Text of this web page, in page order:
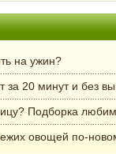
на ужин?
за 20 минут и без
Подборка
овощей по-